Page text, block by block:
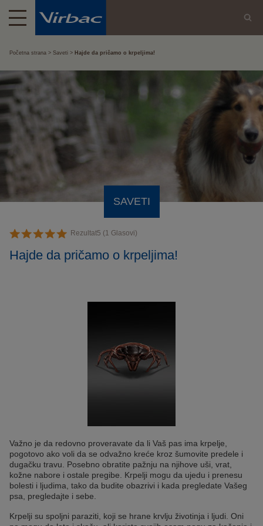
Početna strana Saveti Hajde da pričamo o krpeljima!
SAVETI
Rezultat5 (1 Glasovi)
Hajde da pričamo o krpeljima!
Važno je da redovno proveravate da li Vaš pas ima krpelje,
pogotovo ako voli da se odvažno kreće kroz šumovite predele i
dugačku travu. Posebno obratite pažnju na njihove uši, vrat,
kožne nabore i ostale pregibe. Krpelji mogu da ujedu i prenesu
bolesti i ljudima, tako da budite obazrivi i kada pregledate Vašeg
psa, pregledajte i sebe.
Krpelji su spoljni paraziti, koji se hrane krvlju životinja i ljudi. Oni